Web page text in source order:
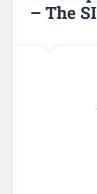
– The